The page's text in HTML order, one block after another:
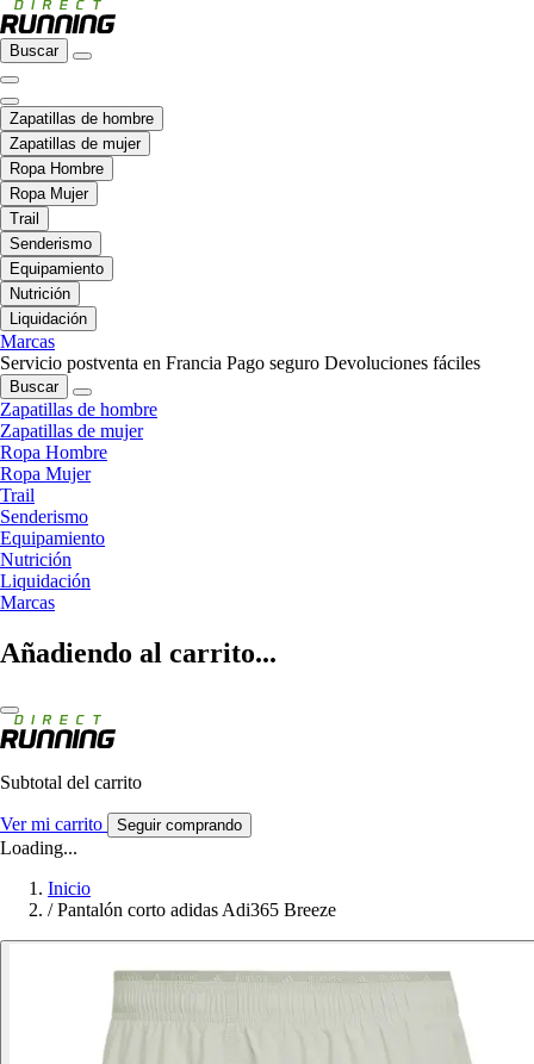
Buscar
Zapatillas de hombre
Zapatillas de mujer
Ropa Hombre
Ropa Mujer
Trail
Senderismo
Equipamiento
Nutrición
Liquidación
Marcas
Servicio postventa en Francia Pago seguro Devoluciones fáciles
Buscar
Zapatillas de hombre
Zapatillas de mujer
Ropa Hombre
Ropa Mujer
Trail
Senderismo
Equipamiento
Nutrición
Liquidación
Marcas
Añadiendo al carrito...
Subtotal del carrito
Ver mi carrito Seguir comprando
Loading...
Inicio
/ Pantalón corto adidas Adi365 Breeze